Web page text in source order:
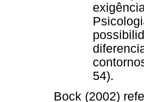
54).
Bock (2002)